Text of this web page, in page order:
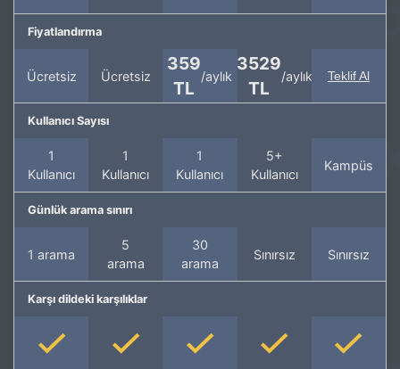
Fiyatlandırma
Ücretsiz Ücretsiz
359
TL
/aylık
3529
TL
/aylık Teklif Al
Kullanıcı Sayısı
1
Kullanıcı
1
Kullanıcı
1
Kullanıcı
5+
Kullanıcı
Kampüs
Günlük arama sınırı
1 arama
5
arama
30
arama
Sınırsız Sınırsız
Karşı dildeki karşılıklar